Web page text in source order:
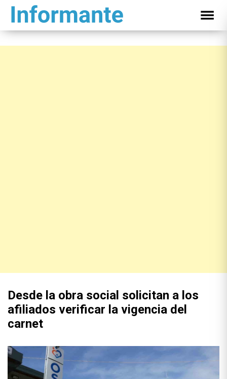
Desde la obra social solicitan a los
afiliados verificar la vigencia del
carnet